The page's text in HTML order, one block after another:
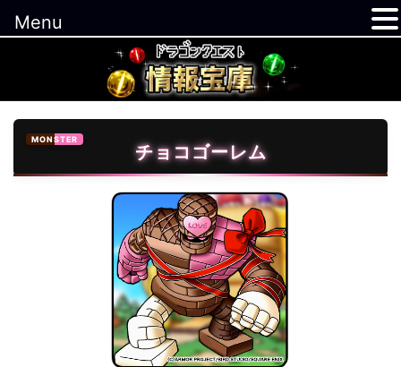
MONSTER
チョコゴーレム
Menu